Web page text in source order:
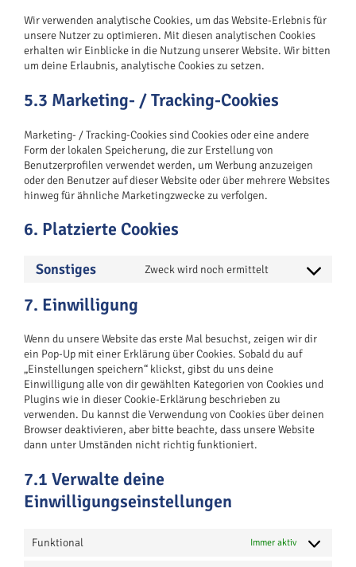
Wir verwenden analytische Cookies, um das Website-Erlebnis für
unsere Nutzer zu optimieren. Mit diesen analytischen Cookies
erhalten wir Einblicke in die Nutzung unserer Website. Wir bitten
um deine Erlaubnis, analytische Cookies zu setzen.
5.3 Marketing- / Tracking-Cookies
Marketing- / Tracking-Cookies sind Cookies oder eine andere
Form der lokalen Speicherung, die zur Erstellung von
Benutzerprofilen verwendet werden, um Werbung anzuzeigen
oder den Benutzer auf dieser Website oder über mehrere Websites
hinweg für ähnliche Marketingzwecke zu verfolgen.
6. Platzierte Cookies
Sonstiges Zweck wird noch ermitteltConsent
7. Einwilligung
Wenn du unsere Website das erste Mal besuchst, zeigen wir dir
ein Pop-Up mit einer Erklärung über Cookies. Sobald du auf
„Einstellungen speichern“ klickst, gibst du uns deine
Einwilligung alle von dir gewählten Kategorien von Cookies und
Plugins wie in dieser Cookie-Erklärung beschrieben zu
verwenden. Du kannst die Verwendung von Cookies über deinen
Browser deaktivieren, aber bitte beachte, dass unsere Website
dann unter Umständen nicht richtig funktioniert.
7.1 Verwalte deine
Einwilligungseinstellungen
Funktional Immer aktiv